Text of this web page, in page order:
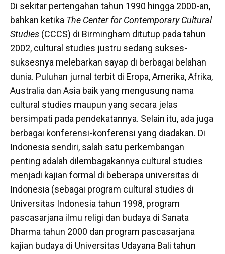
Di sekitar pertengahan tahun 1990 hingga 2000-an,
bahkan ketika The Center for Contemporary Cultural
Studies (CCCS) di Birmingham ditutup pada tahun
2002, cultural studies justru sedang sukses-
suksesnya melebarkan sayap di berbagai belahan
dunia. Puluhan jurnal terbit di Eropa, Amerika, Afrika,
Australia dan Asia baik yang mengusung nama
cultural studies maupun yang secara jelas
bersimpati pada pendekatannya. Selain itu, ada juga
berbagai konferensi-konferensi yang diadakan. Di
Indonesia sendiri, salah satu perkembangan
penting adalah dilembagakannya cultural studies
menjadi kajian formal di beberapa universitas di
Indonesia (sebagai program cultural studies di
Universitas Indonesia tahun 1998, program
pascasarjana ilmu religi dan budaya di Sanata
Dharma tahun 2000 dan program pascasarjana
kajian budaya di Universitas Udayana Bali tahun